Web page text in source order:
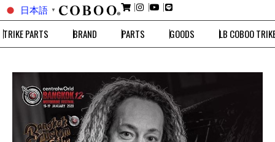
日本語 ▼
TRIKE PARTS BRAND PARTS GOODS LB COBOO